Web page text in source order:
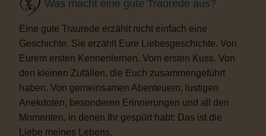
Was macht eine gute Traurede aus?
Eine gute Traurede erzählt nicht einfach eine
Geschichte. Sie erzählt Eure Liebesgeschichte. Von
Eurem ersten Kennenlernen. Vom ersten Kuss. Von
den kleinen Zufällen, die Euch zusammengeführt
haben. Von gemeinsamen Abenteuern, lustigen
Anekdoten, besonderen Erinnerungen und all den
Momenten, in denen Ihr gespürt habt: Das ist die
Liebe meines Lebens.